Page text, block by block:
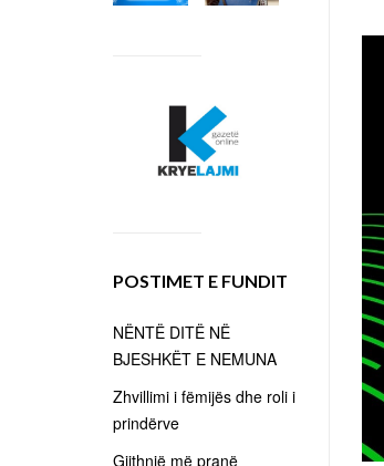
POSTIMET E FUNDIT
NËNTË DITË NË
BJESHKËT E NEMUNA
Zhvillimi i fëmijës dhe roli i
prindërve
Gjithnjë më pranë